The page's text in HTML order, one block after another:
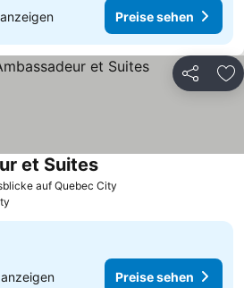
anzeigen Preise sehen
Teilen
auf Quebec City
et Suites
anzeigen Preise sehen